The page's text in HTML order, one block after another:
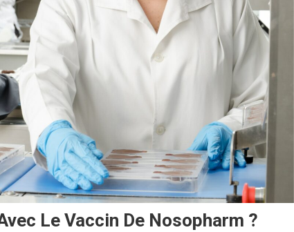
Le Vaccin De Nosopharm ?